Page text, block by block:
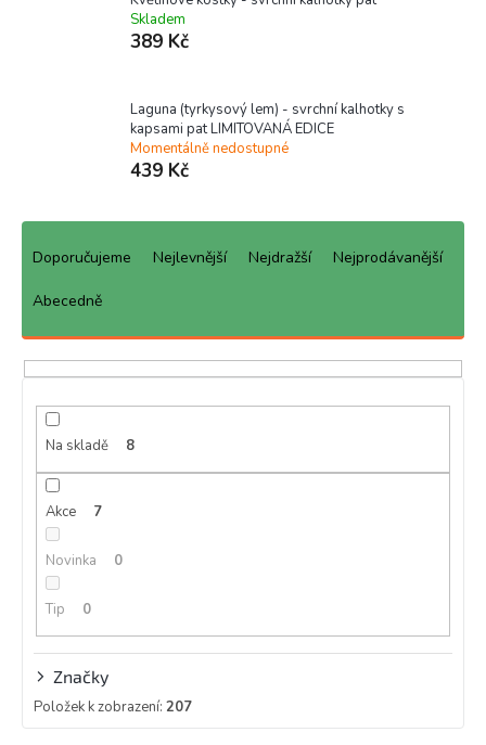
Skladem
389 Kč
Laguna (tyrkysový lem) - svrchní kalhotky s
kapsami pat LIMITOVANÁ EDICE
Momentálně nedostupné
439 Kč
Ř
p
Doporučujeme Nejlevnější Nejdražší Nejprodávanější
Abecedně
Na skladě 8
Akce 7
Novinka 0
Tip 0
Značky
Položek k zobrazení: 207